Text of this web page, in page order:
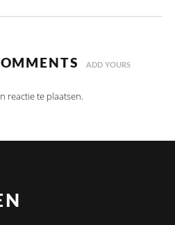
ADD YOURS
reactie te plaatsen.